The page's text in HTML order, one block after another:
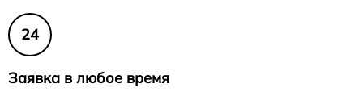
24
Заявка в любое время